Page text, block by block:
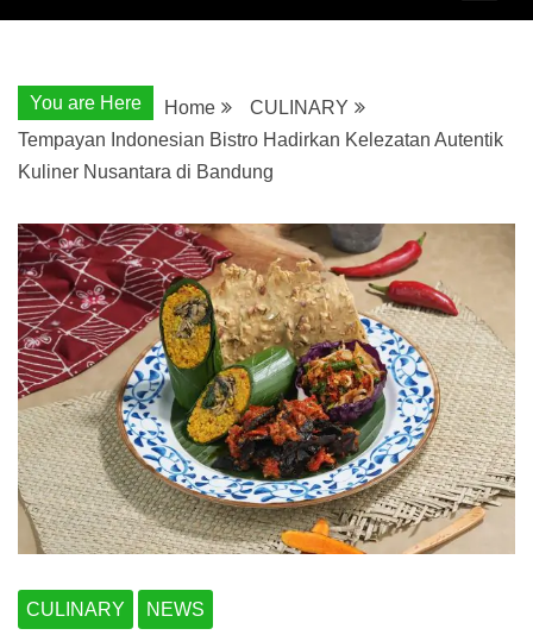
You are Here Home
CULINARY
Tempayan Indonesian Bistro Hadirkan Kelezatan Autentik
Kuliner Nusantara di Bandung
CULINARY NEWS